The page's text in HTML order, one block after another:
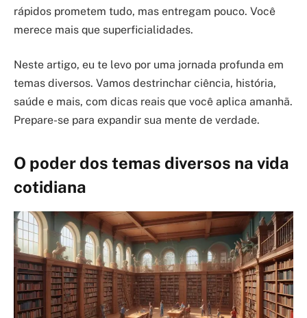
rápidos prometem tudo, mas entregam pouco. Você
merece mais que superficialidades.
Neste artigo, eu te levo por uma jornada profunda em
temas diversos. Vamos destrinchar ciência, história,
saúde e mais, com dicas reais que você aplica amanhã.
Prepare-se para expandir sua mente de verdade.
O poder dos temas diversos na vida
cotidiana